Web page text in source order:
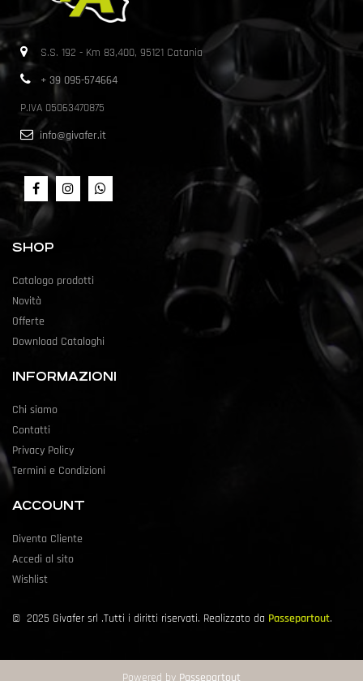
S.S. 192 - Km 83,400, 95121 Catania
+ 39 095-574664
P.IVA 05063470875
info@givafer.it
SHOP
Catalogo prodotti
Novità
Offerte
Download Cataloghi
INFORMAZIONI
Chi siamo
Contatti
Privacy Policy
Termini e Condizioni
ACCOUNT
Diventa Cliente
Accedi al sito
Wishlist
© 2025 Givafer srl .Tutti i diritti riservati. Realizzato da Passepartout.
Powered by Passepartout